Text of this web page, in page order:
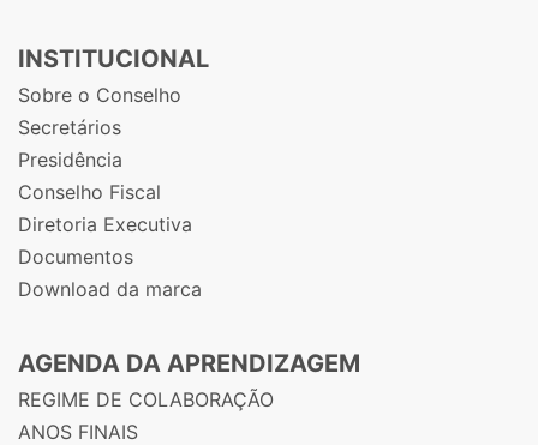
INSTITUCIONAL
Sobre o Conselho
Secretários
Presidência
Conselho Fiscal
Diretoria Executiva
Documentos
Download da marca
AGENDA DA APRENDIZAGEM
REGIME DE COLABORAÇÃO
ANOS FINAIS